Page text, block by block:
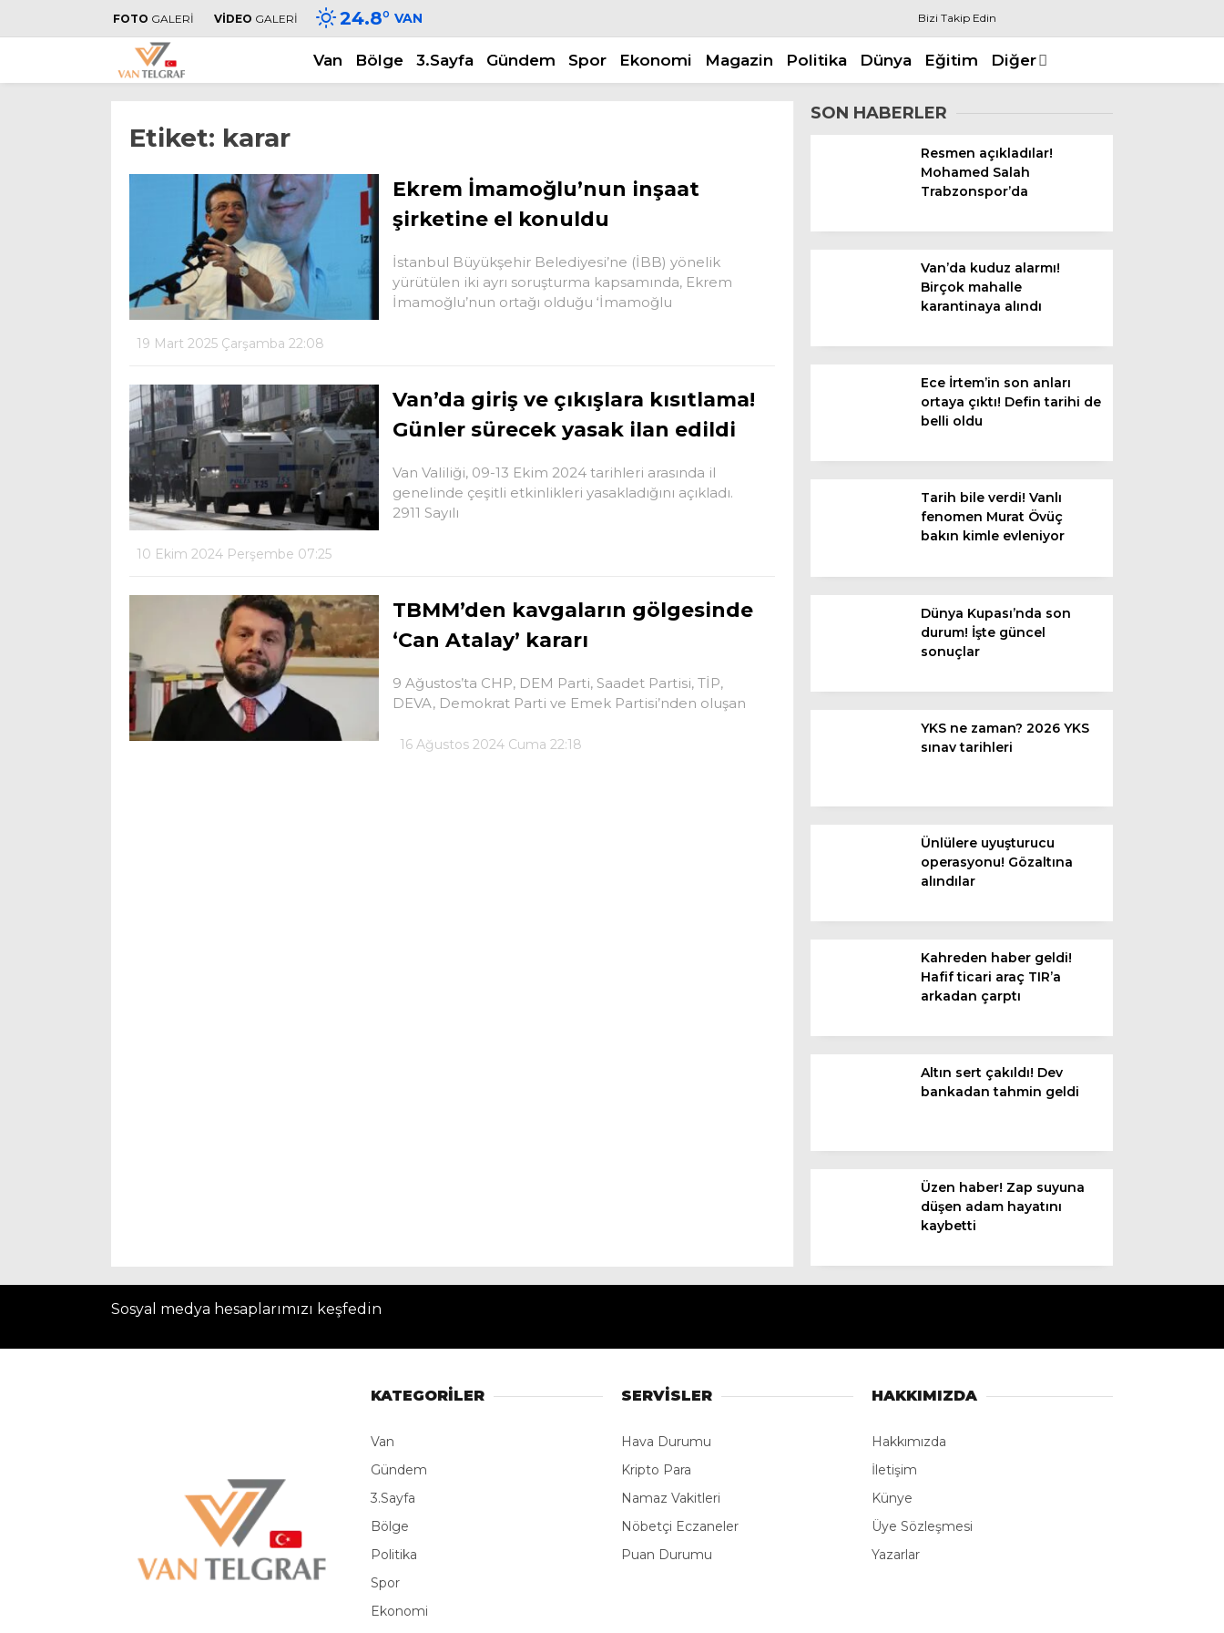
Bölge
3.Sayfa
Ekonomi
WhatsApp İhbar
Instagram
FOTO GALERİ VİDEO GALERİ 24.8° VAN Bizi Takip Edin
Van Bölge 3.Sayfa Gündem Spor Ekonomi Magazin Politika Dünya Eğitim Diğer
Etiket: karar
Ekrem İmamoğlu’nun inşaat
şirketine el konuldu
İstanbul Büyükşehir Belediyesi’ne (İBB) yönelik
yürütülen iki ayrı soruşturma kapsamında, Ekrem
İmamoğlu’nun ortağı olduğu ‘İmamoğlu
19 Mart 2025 Çarşamba 22:08
Van’da giriş ve çıkışlara kısıtlama!
Günler sürecek yasak ilan edildi
Van Valiliği, 09-13 Ekim 2024 tarihleri arasında il
genelinde çeşitli etkinlikleri yasakladığını açıkladı.
2911 Sayılı
10 Ekim 2024 Perşembe 07:25
TBMM’den kavgaların gölgesinde
‘Can Atalay’ kararı
9 Ağustos’ta CHP, DEM Parti, Saadet Partisi, TİP,
DEVA, Demokrat Parti ve Emek Partisi’nden oluşan
16 Ağustos 2024 Cuma 22:18
SON HABERLER
Resmen açıkladılar!
Mohamed Salah
Trabzonspor’da
Van’da kuduz alarmı!
Birçok mahalle
karantinaya alındı
Ece İrtem’in son anları
ortaya çıktı! Defin tarihi de
belli oldu
Tarih bile verdi! Vanlı
fenomen Murat Övüç
bakın kimle evleniyor
Dünya Kupası’nda son
durum! İşte güncel
sonuçlar
YKS ne zaman? 2026 YKS
sınav tarihleri
Ünlülere uyuşturucu
operasyonu! Gözaltına
alındılar
Kahreden haber geldi!
Hafif ticari araç TIR’a
arkadan çarptı
Altın sert çakıldı! Dev
bankadan tahmin geldi
Üzen haber! Zap suyuna
düşen adam hayatını
kaybetti
Sosyal medya hesaplarımızı keşfedin
KATEGORİLER
Van
Gündem
3.Sayfa
Bölge
Politika
Spor
Ekonomi
SERVİSLER
Hava Durumu
Kripto Para
Namaz Vakitleri
Nöbetçi Eczaneler
Puan Durumu
HAKKIMIZDA
Hakkımızda
İletişim
Künye
Üye Sözleşmesi
Yazarlar